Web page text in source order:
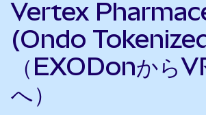
Vertex
(Ondo
（EXODonから
へ）